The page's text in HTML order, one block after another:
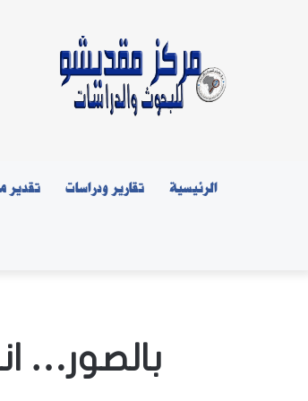
الرئيسية تقارير ودراسات تقدير
بالصور…